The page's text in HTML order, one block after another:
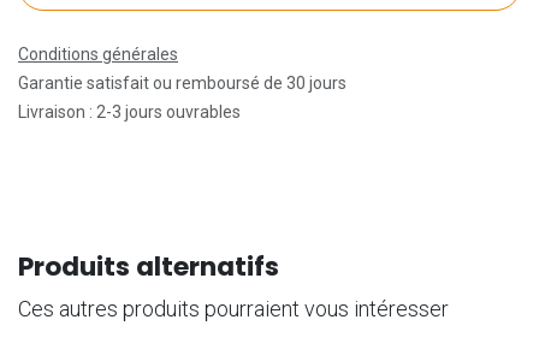
Conditions générales
Garantie satisfait ou remboursé de 30 jours
Livraison : 2-3 jours ouvrables
Produits alternatifs
Ces autres produits pourraient vous intéresser